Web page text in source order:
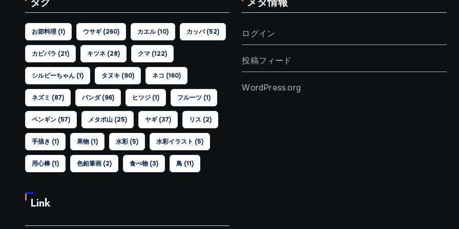
お節料理 (1) ウサギ(260) カエル(10) カッパ(52)
カピバラ (21) キツネ (28) クマ (122)
シルビーちゃん (1) タヌキ (90) ネコ (160)
ネズミ (87) パンダ(96) ヒツジ (1) フルーツ (1)
ペンギン (57) メタボ山 (25) ヤギ(37) リス (2)
手描き (1) 果物 (1) 水彩 (5) 水彩イラスト (5)
用心棒 (1) 色鉛筆画 (2) 食べ物 (3) 鳥 (11)
ログイン
投稿フィード
WordPress.org
Link